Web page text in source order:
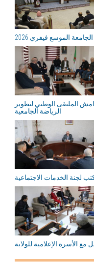
الموسع فيفري 2026
الملتقى الوطني لتطوير
الرياضة الجامعية
لجنة الخدمات الاجتماعية
الأسرة الإعلامية للولاية